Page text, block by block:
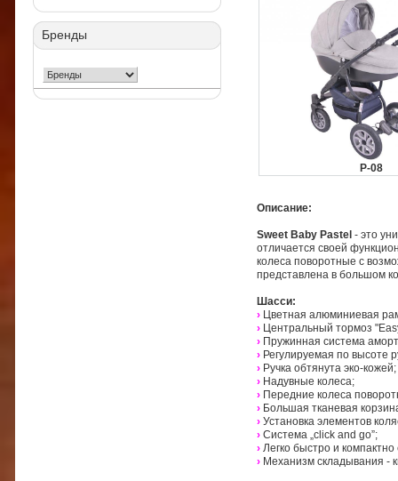
Бренды
P-08
Описание:
Sweet Baby Pastel - это
отличается своей
колеса поворотные с
представлена в большом
Шасси:
› Цветная алюминиевая
› Центральный тормоз
› Пружинная система
› Регулируемая по высоте
› Ручка обтянута эко-кожей;
› Надувные колеса;
› Передние колеса
› Большая тканевая
› Установка элементов
› Система „click and go”;
› Легко быстро и
› Механизм складывания -